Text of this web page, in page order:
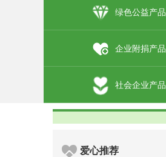
绿色公益产品
企业附捐产品
社会企业产品
爱心推荐